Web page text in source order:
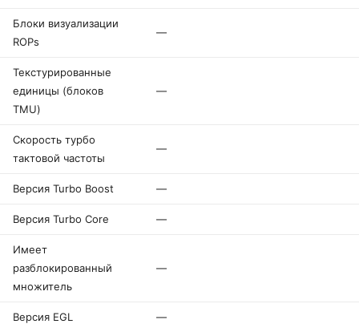
Блоки визуализации
ROPs
—
Текстурированные
единицы (блоков
TMU)
—
Скорость турбо
тактовой частоты
—
Версия Turbo Boost —
Версия Turbo Core —
Имеет
разблокированный
множитель
—
Версия EGL —